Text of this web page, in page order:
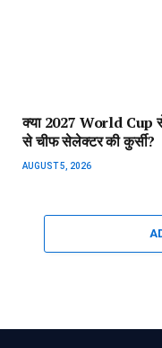
क्या 2027 World Cup
से चीफ सेलेक्टर की कुर्सी?
AUGUST 5, 2026